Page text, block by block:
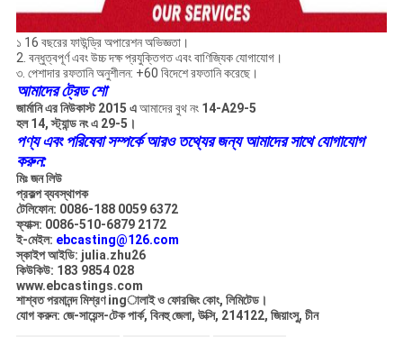
১ 16 বছরের ফাউন্ড্রি অপারেশন অভিজ্ঞতা।
2. বন্ধুত্বপূর্ণ এবং উচ্চ দক্ষ প্রযুক্তিগত এবং বাণিজ্যিক যোগাযোগ।
৩. পেশাদার রফতানি অনুশীলন: +60 বিদেশে রফতানি করেছে।
আমাদের ট্রেড শো
জার্মানি এর নিউকাস্ট 2015 এআমাদের বুথ নং 14-A29-5
হল 14, স্ট্যান্ড নং এ 29-5।
পণ্য এবং পরিষেবা সম্পর্কে আরও তথ্যের জন্য আমাদের সাথে যোগাযোগ
করুন:
মিঃ জন লিউ
প্রকল্প ব্যবস্থাপক
টেলিফোন: 0086-188 0059 6372
ফ্যাক্স: 0086-510-6879 2172
ই-মেইল: ebcasting@126.com
স্কাইপ আইডি: julia.zhu26
কিউকিউ: 183 9854 028
www.ebcastings.com
শাশ্বত পরমানন্দ মিশ্রণ ingালাই ও ফোরজিং কোং, লিমিটেড।
যোগ করুন: জে-সায়েন্স-টেক পার্ক, বিনহু জেলা, উক্সি, 214122, জিয়াংসু, চীন